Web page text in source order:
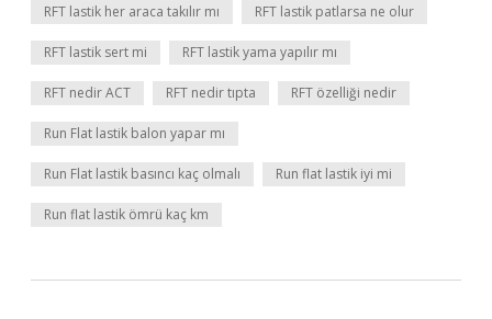
RFT lastik her araca takılır mı RFT lastik patlarsa ne olur
RFT lastik sert mi RFT lastik yama yapılır mı
RFT nedir ACT RFT nedir tıpta RFT özelliği nedir
Run Flat lastik balon yapar mı
Run Flat lastik basıncı kaç olmalı Run flat lastik iyi mi
Run flat lastik ömrü kaç km